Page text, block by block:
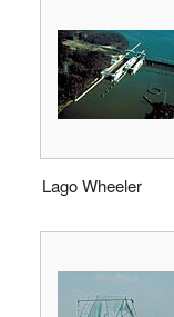
Lago Wheeler